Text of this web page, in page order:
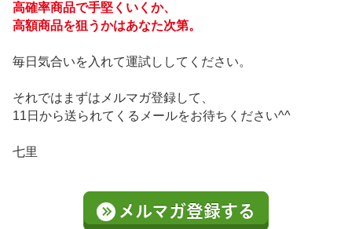
高確率商品で手堅くいくか、
高額商品を狙うかはあなた次第。
毎日気合いを入れて運試ししてください。
それではまずはメルマガ登録して、
11日から送られてくるメールをお待ちください^^
七里
メルマガ登録する